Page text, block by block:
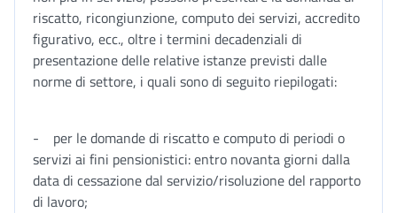
riscatto, ricongiunzione, computo dei servizi, accredito
figurativo, ecc., oltre i termini decadenziali di
presentazione delle relative istanze previsti dalle
norme di settore, i quali sono di seguito riepilogati:
- per le domande di riscatto e computo di periodi o
servizi ai fini pensionistici: entro novanta giorni dalla
data di cessazione dal servizio/risoluzione del rapporto
di lavoro;